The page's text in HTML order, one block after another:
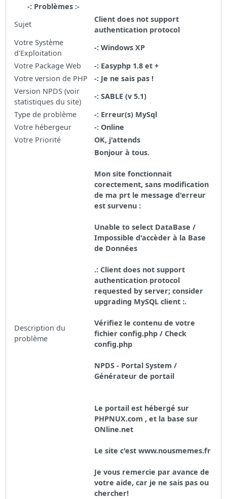
-: Problèmes :-
Sujet
Client does not support
authentication protocol
Votre Système
d'Exploitation
-: Windows XP
Votre Package Web
-: Easyphp 1.8 et +
Votre version de PHP
-: Je ne sais pas !
Version NPDS (voir
statistiques du site)
-: SABLE (v 5.1)
Type de problème
-: Erreur(s) MySql
Votre hébergeur
-: Online
Votre Priorité
OK, j'attends
Description du
problème
Bonjour à tous.
Mon site fonctionnait
corectement, sans modification
de ma prt le message d'erreur
est survenu :
Unable to select DataBase /
Impossible d'accèder à la Base
de Données
.: Client does not support
authentication protocol
requested by server; consider
upgrading MySQL client :.
Vérifiez le contenu de votre
fichier config.php / Check
config.php
NPDS - Portal System /
Générateur de portail
Le portail est hébergé sur
PHPNUX.com , et la base sur
ONline.net
Le site c'est www.nousmemes.fr
Je vous remercie par avance de
votre aide, car je ne sais pas ou
chercher!